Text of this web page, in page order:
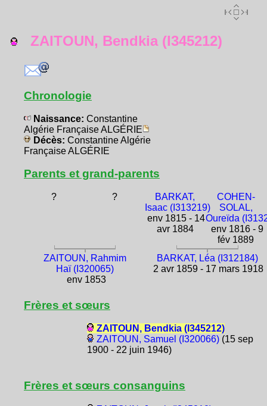
ZAITOUN, Bendkia (I345212)
Chronologie
Naissance: Constantine
Algérie Française ALGÉRIE
Décès: Constantine Algérie
Française ALGÉRIE
Parents et grand-parents
? ?
BARKAT,
Isaac (I313219)
env 1815 - 14
avr 1884
COHEN-
SOLAL,
Oureïda
env 1816 - 9
fév 1889
ZAITOUN, Rahmim
Haï (I320065)
env 1853
BARKAT, Léa (I312184)
2 avr 1859 - 17 mars 1918
Frères et sœurs
ZAITOUN, Bendkia (I345212)
ZAITOUN, Samuel (I320066)(15 sep
1900 - 22 juin 1946)
Frères et sœurs consanguins